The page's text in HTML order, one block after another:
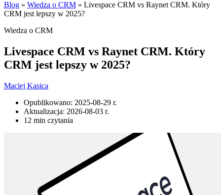
Blog » Wiedza o CRM » Livespace CRM vs Raynet CRM. Który
CRM jest lepszy w 2025?
Wiedza o CRM
Livespace CRM vs Raynet CRM. Który
CRM jest lepszy w 2025?
Maciej Kasica
Opublikowano: 2025-08-29 r.
Aktualizacja: 2026-08-03 r.
12 min czytania